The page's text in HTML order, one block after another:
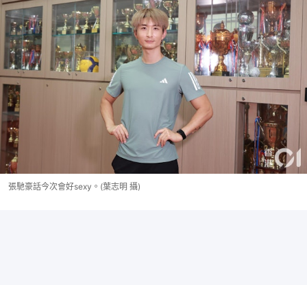
張馳豪話今次會好sexy。(葉志明 攝)